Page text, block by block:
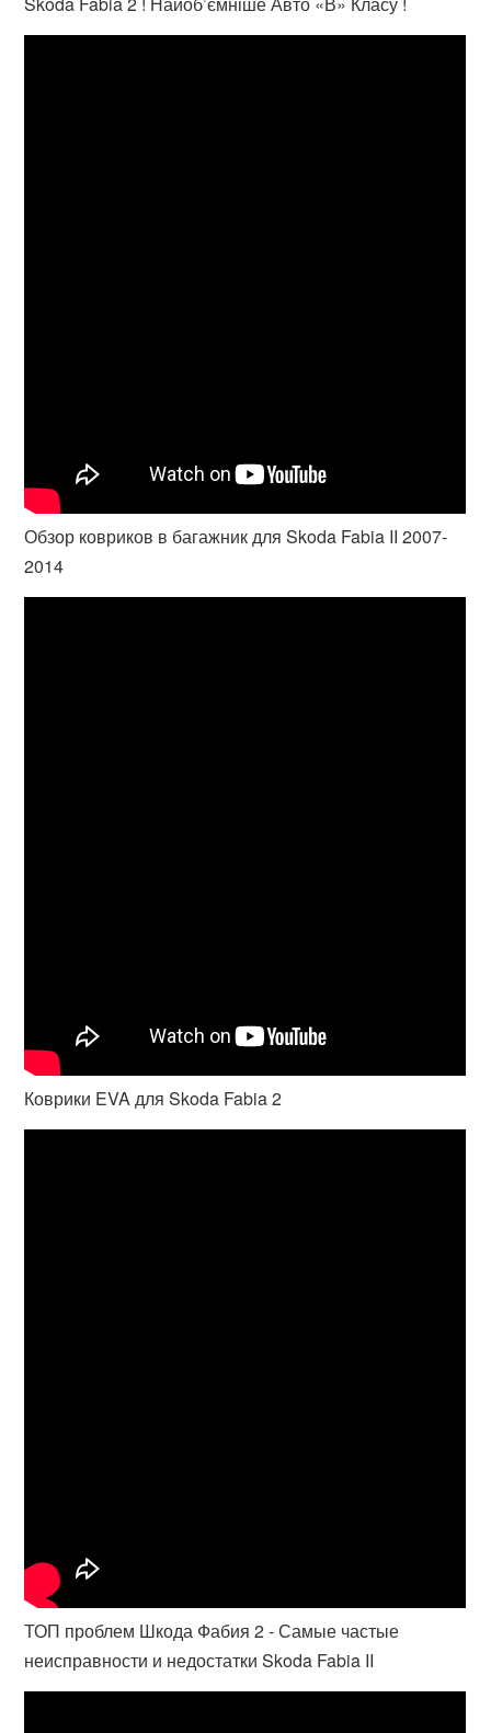
Обзор ковриков в багажник для Skoda Fabia II 2007-
2014
Коврики EVA для Skoda Fabia 2
ТОП проблем Шкода Фабия 2 - Самые частые
неисправности и недостатки Skoda Fabia II